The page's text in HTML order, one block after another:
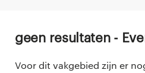
Geen resultaten -
Voor dit vakgebied zijn er